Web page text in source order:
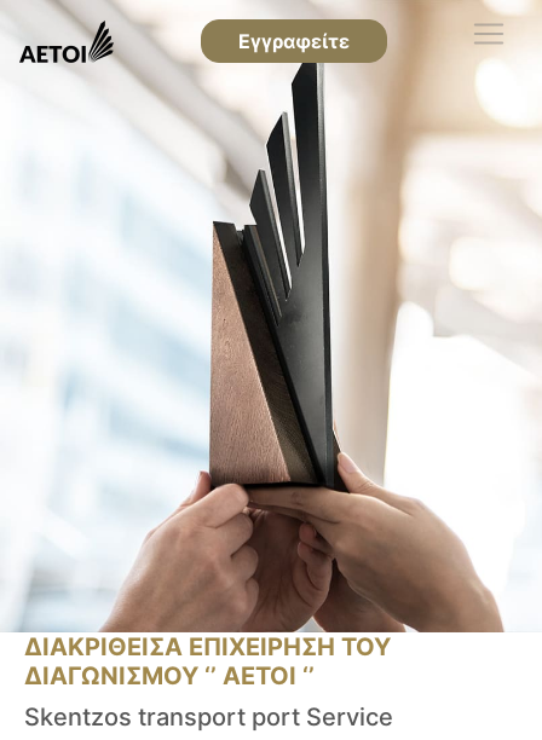
Εγγραφείτε
ΔΙΑΚΡΙΘΕΙΣΑ ΕΠΙΧΕΙΡΗΣΗ ΤΟΥ
ΔΙΑΓΩΝΙΣΜΟΥ ‘’ ΑΕΤΟΙ ‘’
Skentzos transport port Service